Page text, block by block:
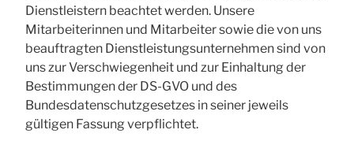
Dienstleistern beachtet werden. Unsere
Mitarbeiterinnen und Mitarbeiter sowie die von uns
beauftragten Dienstleistungsunternehmen sind von
uns zur Verschwiegenheit und zur Einhaltung der
Bestimmungen der DS-GVO und des
Bundesdatenschutzgesetzes in seiner jeweils
gültigen Fassung verpflichtet.